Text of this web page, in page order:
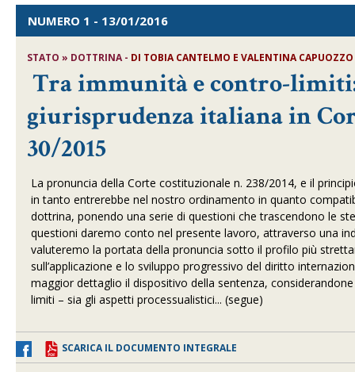
NUMERO 1 - 13/01/2016
STATO » DOTTRINA - DI TOBIA CANTELMO E VALENTINA CAPUOZZO
Tra immunità e contro-
giurisprudenza italiana in
30/2015
La pronuncia della Corte costituzionale n. 238/2014, e il
in tanto entrerebbe nel nostro ordinamento in quanto
dottrina, ponendo una serie di questioni che trascendono le
questioni daremo conto nel presente lavoro, attraverso una
valuteremo la portata della pronuncia sotto il profilo più
sull’applicazione e lo sviluppo progressivo del diritto
maggior dettaglio il dispositivo della sentenza,
limiti – sia gli aspetti processualistici... (segue)
SCARICA IL DOCUMENTO INTEGRALE